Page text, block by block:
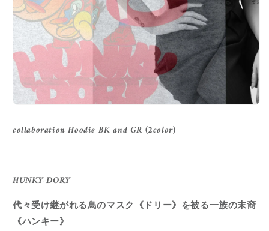
collaboration Hoodie BK and GR (2color)
HUNKY-DORY
代々受け継がれる鳥のマスク《ドリー》を被る一族の末裔
《ハンキー》